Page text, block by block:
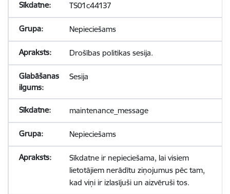
TS01c44137
Nepieciešams
Drošības politikas sesija.
Sesija
maintenance_message
Nepieciešams
Sīkdatne ir nepieciešama, lai visiem
lietotājiem nerādītu ziņojumus pēc tam,
kad viņi ir izlasījuši un aizvēruši tos.